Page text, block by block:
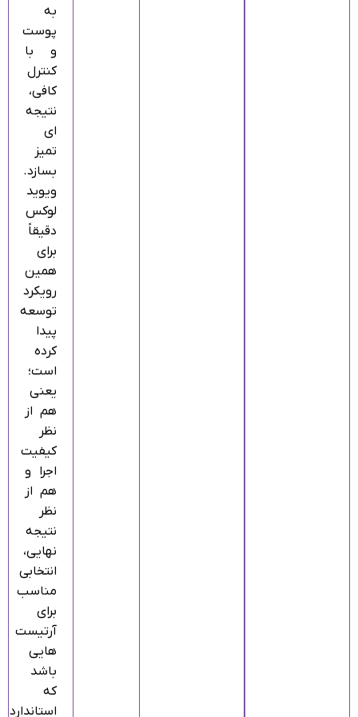
به
پوست
و با
کنترل
کافی،
نتیجه‌
ای
تمیز
بسازد.
ویوید
لوکس
دقیقاً
برای
همین
رویکرد
توسعه
پیدا
کرده
است؛
یعنی
هم از
نظر
کیفیت
اجرا و
هم از
نظر
نتیجه
نهایی،
انتخابی
مناسب
برای
آرتیست‌
هایی
باشد
که
استاندارد